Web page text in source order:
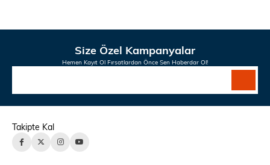
Size Özel Kampanyalar
Hemen Kayıt Ol Fırsatlardan Önce Sen Haberdar Ol!
Takipte Kal